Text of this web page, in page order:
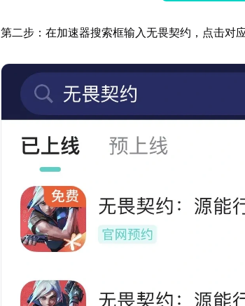
第二步：在加速器搜索框输入无畏契约，点击对